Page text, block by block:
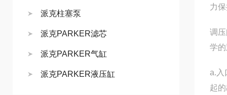
派克柱塞泵
派克PARKER滤芯
派克PARKER气缸
派克PARKER液压缸
力
调
学
a.入
起